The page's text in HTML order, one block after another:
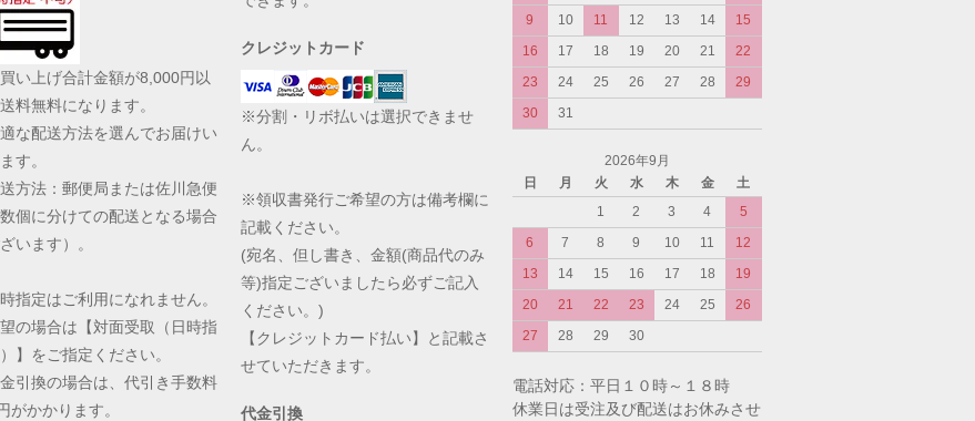
い上げ合計金額が8,000円以
送料無料になります。
な配送方法を選んでお届けい
す。
方法：郵便局または佐川急便
数個に分けての配送となる場合
います）。
指定はご利用になれません。
の場合は【対面受取（日時指
】をご指定ください。
引換の場合は、代引き手数料
がかかります。
クレジットカード
※分割・リボ払いは選択できませ
ん。
※領収書発行ご希望の方は備考欄に
記載ください。
(宛名、但し書き、金額(商品代のみ
等)指定ございましたら必ずご記入
ください。)
【クレジットカード払い】と記載さ
せていただきます。
代金引換
9
10 11 12 13 14
15
16
17 18 19 20 21
22
23
24 25 26 27 28
29
30
31
2026年9月
日
月 火 水 木 金
土
1
2 3 4
5
6
7 8 9 10 11
12
13
14 15 16 17 18
19
20
21 22 23 24 25
26
27
28 29 30
電話対応：平日１０時～１８時
休業日は受注及び配送はお休みさせ